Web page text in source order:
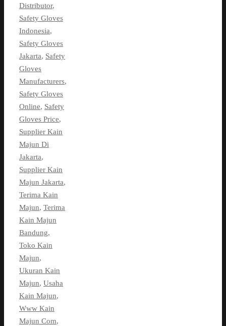
Distributor,
Safety Gloves
Indonesia,
Safety Gloves
Jakarta, Safety
Gloves
Manufacturers,
Safety Gloves
Online, Safety
Gloves Price,
Supplier Kain
Majun Di
Jakarta,
Supplier Kain
Majun Jakarta,
Terima Kain
Majun, Terima
Kain Majun
Bandung,
Toko Kain
Majun,
Ukuran Kain
Majun, Usaha
Kain Majun,
Www Kain
Majun Com,